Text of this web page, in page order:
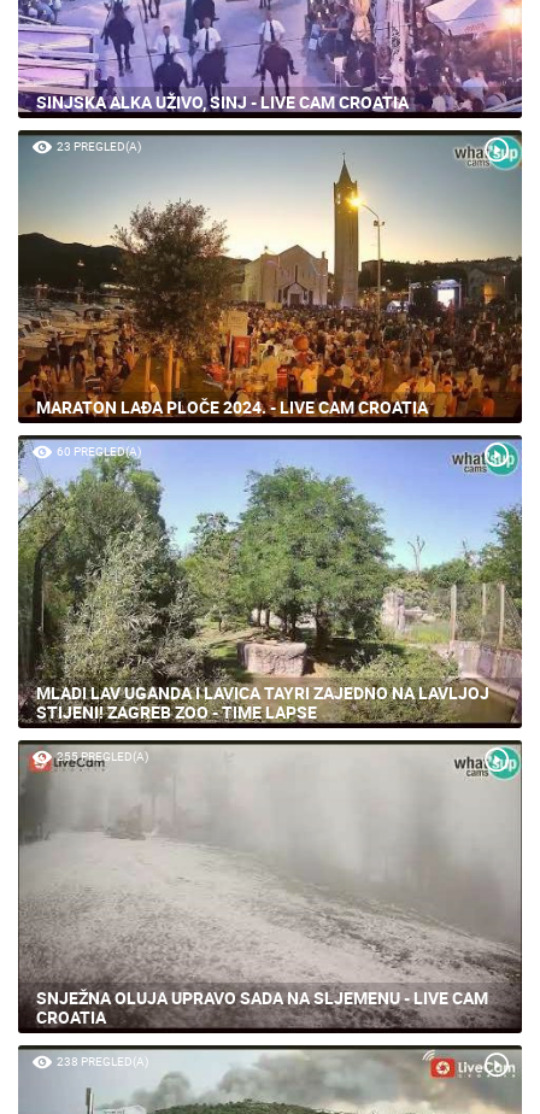
SINJSKA ALKA UŽIVO, SINJ - LIVE CAM CROATIA
23 PREGLED(A)
MARATON LAĐA PLOČE 2024. - LIVE CAM CROATIA
60 PREGLED(A)
MLADI LAV UGANDA I LAVICA TAYRI ZAJEDNO NA LAVLJOJ
STIJENI! ZAGREB ZOO - TIME LAPSE
255 PREGLED(A)
SNJEŽNA OLUJA UPRAVO SADA NA SLJEMENU - LIVE CAM
CROATIA
238 PREGLED(A)